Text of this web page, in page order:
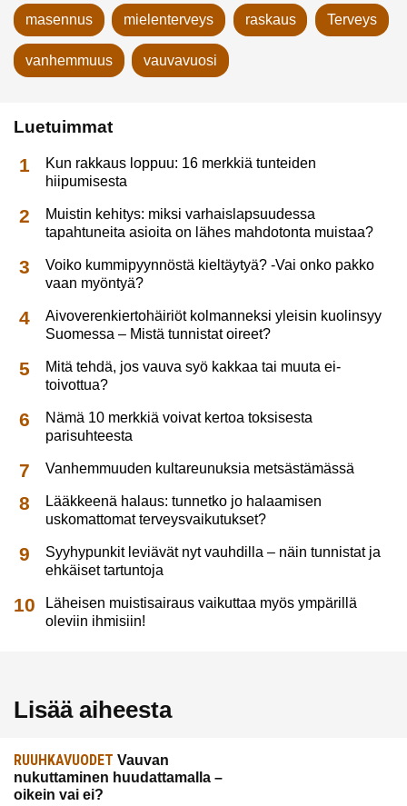
masennus mielenterveys raskaus Terveys
vanhemmuus vauvavuosi
Luetuimmat
Kun rakkaus loppuu: 16 merkkiä tunteiden
hiipumisesta
Muistin kehitys: miksi varhaislapsuudessa
tapahtuneita asioita on lähes mahdotonta muistaa?
Voiko kummipyynnöstä kieltäytyä? -Vai onko pakko
vaan myöntyä?
Aivoverenkiertohäiriöt kolmanneksi yleisin kuolinsyy
Suomessa – Mistä tunnistat oireet?
Mitä tehdä, jos vauva syö kakkaa tai muuta ei-
toivottua?
Nämä 10 merkkiä voivat kertoa toksisesta
parisuhteesta
Vanhemmuuden kultareunuksia metsästämässä
Lääkkeenä halaus: tunnetko jo halaamisen
uskomattomat terveysvaikutukset?
Syyhypunkit leviävät nyt vauhdilla – näin tunnistat ja
ehkäiset tartuntoja
Läheisen muistisairaus vaikuttaa myös ympärillä
oleviin ihmisiin!
Lisää aiheesta
RUUHKAVUODET Vauvan
nukuttaminen huudattamalla –
oikein vai ei?